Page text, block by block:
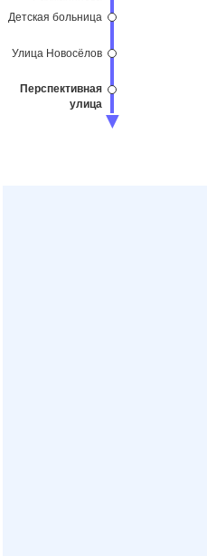
Детская больница
Улица Новосёлов
Перспективная
улица